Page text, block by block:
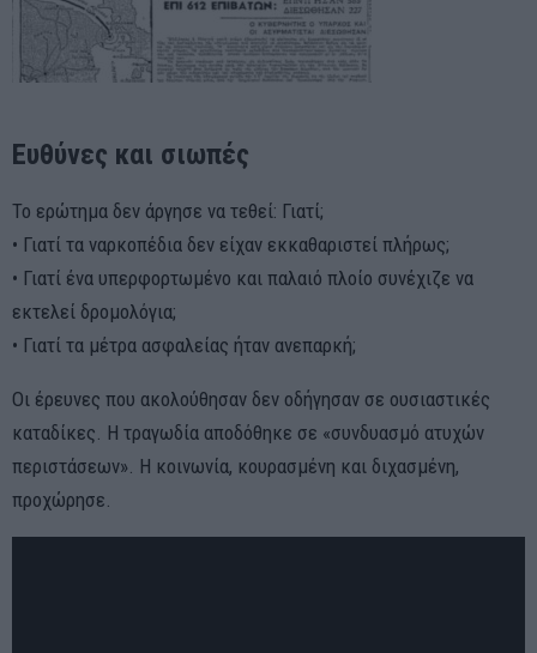
Ευθύνες και σιωπές
Το ερώτημα δεν άργησε να τεθεί: Γιατί;
• Γιατί τα ναρκοπέδια δεν είχαν εκκαθαριστεί πλήρως;
• Γιατί ένα υπερφορτωμένο και παλαιό πλοίο συνέχιζε να
εκτελεί δρομολόγια;
• Γιατί τα μέτρα ασφαλείας ήταν ανεπαρκή;
Οι έρευνες που ακολούθησαν δεν οδήγησαν σε ουσιαστικές
καταδίκες. Η τραγωδία αποδόθηκε σε «συνδυασμό ατυχών
περιστάσεων». Η κοινωνία, κουρασμένη και διχασμένη,
προχώρησε.